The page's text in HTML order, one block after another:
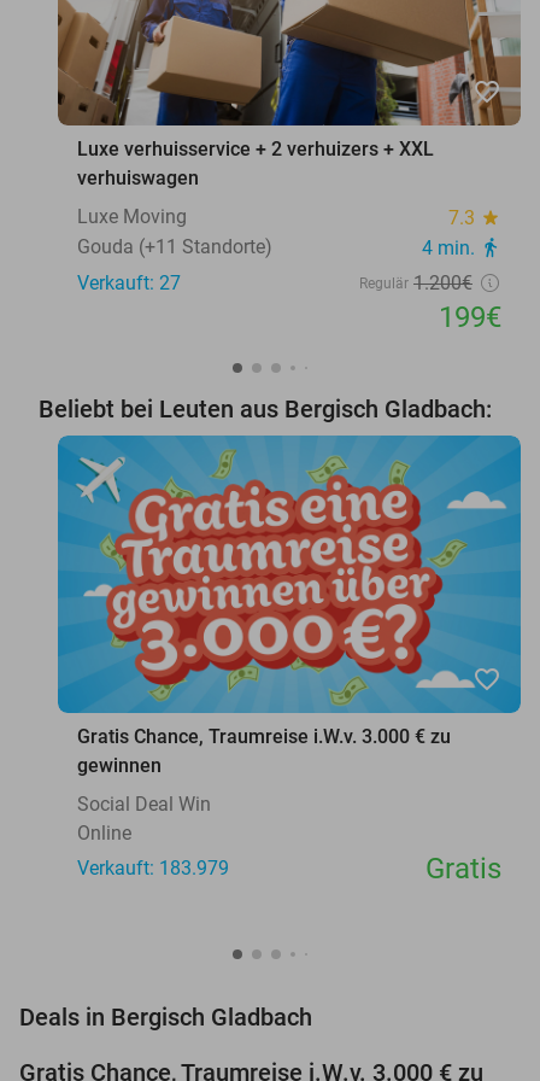
favorite_border
Luxe verhuisservice + 2 verhuizers + XXL
verhuiswagen
Luxe Moving
7.3 star
Gouda (+11 Standorte) 4 min. directions_walk
Verkauft: 27 Regulär 1.200€
199€
Beliebt bei Leuten aus Bergisch Gladbach:
favorite_border
Gratis Chance, Traumreise i.W.v. 3.000 € zu
gewinnen
Social Deal Win
Online
Verkauft: 183.979
Gratis
Deals in Bergisch Gladbach
Gratis Chance, Traumreise i.W.v. 3.000 € zu